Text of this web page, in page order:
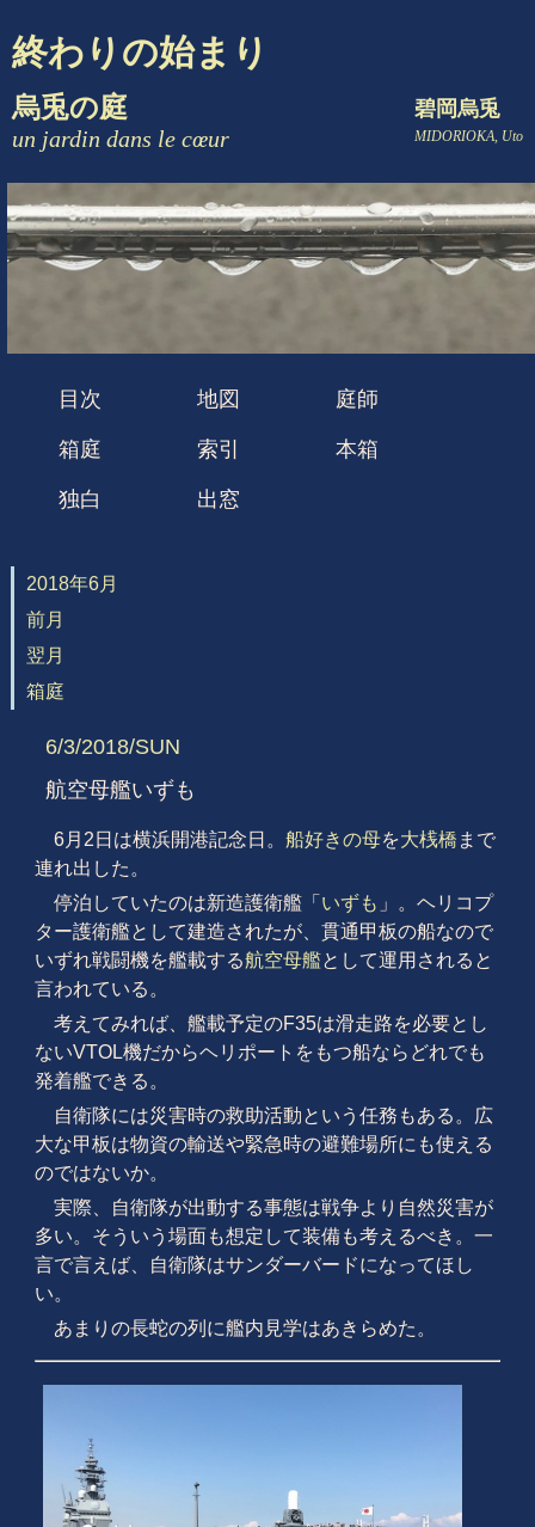
終わりの始まり
烏兎の庭
un jardin dans le cœur
碧岡烏兎
MIDORIOKA, Uto
目次 地図 庭師
箱庭 索引 本箱
独白 出窓
2018年6月
前月
翌月
箱庭
6/3/2018/SUN
航空母艦いずも
6月2日は横浜開港記念日。 船好きの母を大桟橋 まで
連れ出した。
停泊していたのは新造護衛艦「 いずも 」。ヘリコプ
ター護衛艦として建造されたが、貫通甲板の船なので
いずれ戦闘機を艦載する航空母艦として運用されると
言われている。
考えてみれば、艦載予定のF35は滑走路を必要とし
ないVTOL機だからヘリポートをもつ船ならどれでも
発着艦できる。
自衛隊には災害時の救助活動という任務もある。広
大な甲板は物資の輸送や緊急時の避難場所にも使える
のではないか。
実際、自衛隊が出動する事態は戦争より自然災害が
多い。そういう場面も想定して装備も考えるべき。一
言で言えば、自衛隊はサンダーバードになってほし
い。
あまりの長蛇の列に艦内見学はあきらめた。